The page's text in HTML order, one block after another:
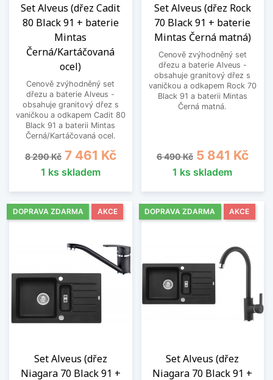
Set Alveus (dřez Cadit
80 Black 91 + baterie
Mintas
Černá/Kartáčovaná
ocel)
Cenově zvýhodněný set
dřezu a baterie Alveus -
obsahuje granitový dřez s
vaničkou a odkapem Cadit 80
Black 91 a baterii Mintas
Černá/Kartáčovaná ocel.
Běžná cena
8 290 Kč Cena
7 461 Kč
1 ks skladem
Set Alveus (dřez Rock
70 Black 91 + baterie
Mintas Černá matná)
Cenově zvýhodněný set
dřezu a baterie Alveus -
obsahuje granitový dřez s
vaničkou a odkapem Rock 70
Black 91 a baterii Mintas
Černá matná.
Běžná cena
6 490 Kč Cena
5 841 Kč
1 ks skladem
Set Alveus (dřez
Niagara 70 Black 91 +
DOPRAVA ZDARMA AKCE
Set Alveus (dřez
Niagara 70 Black 91 +
DOPRAVA ZDARMA AKCE